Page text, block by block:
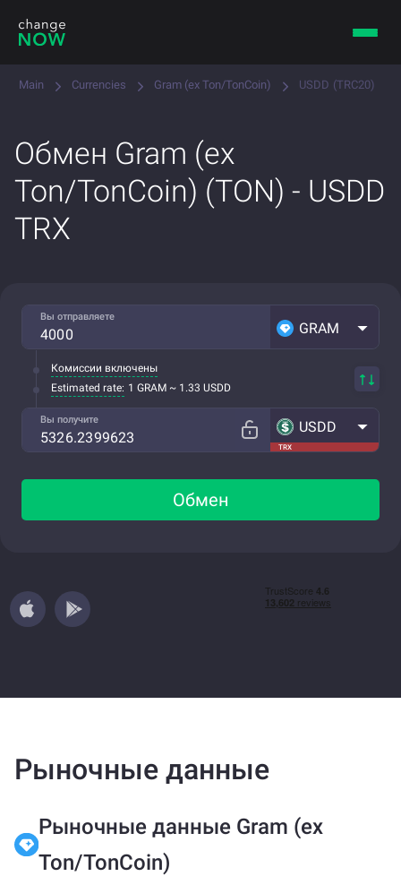
Main Currencies Gram (ex Ton/TonCoin) USDD (TRC20)
Обмен Gram (ex
Ton/TonCoin) (TON) - USDD
TRX
Вы отправляете
GRAM
Комиссии включены
Estimated rate: 1 GRAM ~ 1.33 USDD
Вы получите
TRX
USDD
Обмен
Рыночные данные
Рыночные данные Gram (ex
Ton/TonCoin)